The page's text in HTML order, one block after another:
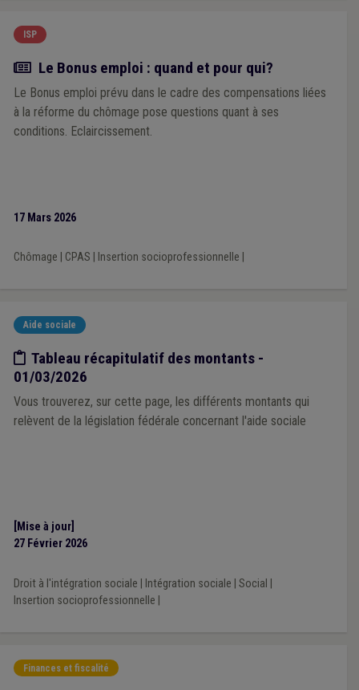
ISP
Actualité
Le Bonus emploi : quand et pour qui?
Le Bonus emploi prévu dans le cadre des compensations liées
à la réforme du chômage pose questions quant à ses
conditions. Eclaircissement.
17 Mars 2026
Chômage CPAS Insertion socioprofessionnelle
Aide sociale
Etude/chiffres
Tableau récapitulatif des montants -
01/03/2026
Vous trouverez, sur cette page, les différents montants qui
relèvent de la législation fédérale concernant l'aide sociale
[Mise à jour]
27 Février 2026
Droit à l'intégration sociale Intégration sociale Social
Insertion socioprofessionnelle
Finances et fiscalité